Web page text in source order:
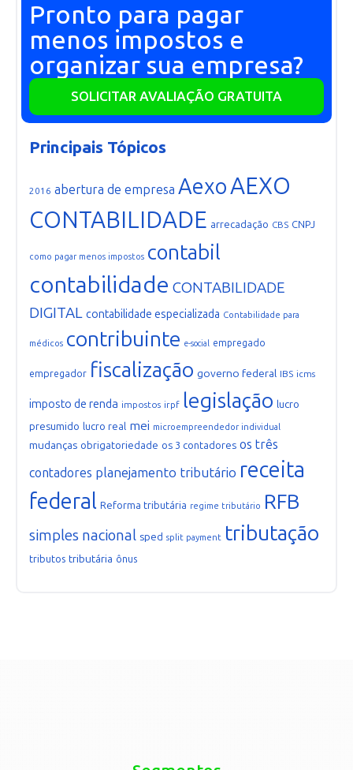
Pronto para pagar
menos impostos e
organizar sua empresa?
SOLICITAR AVALIAÇÃO GRATUITA
Principais Tópicos
2016 abertura de empresa AexoAEXO
CONTABILIDADE arrecadação CBS CNPJ
como pagar menos impostos contabil
contabilidade CONTABILIDADE
DIGITAL contabilidade especializada Contabilidade para
médicos contribuinte e-social empregado
empregador fiscalização governo federal IBS icms
imposto de renda impostos irpf legislação lucro
presumido lucro real mei microempreendedor individual
mudanças obrigatoriedade os 3 contadores os três
contadores planejamento tributário receita
federal Reforma tributária regime tributário RFB
simples nacional sped split payment tributação
tributos tributária ônus